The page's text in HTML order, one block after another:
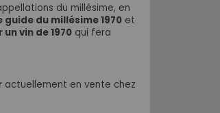
du millésime, en
du millésime 1970 et
vin de 1970 qui fera
actuellement en vente chez